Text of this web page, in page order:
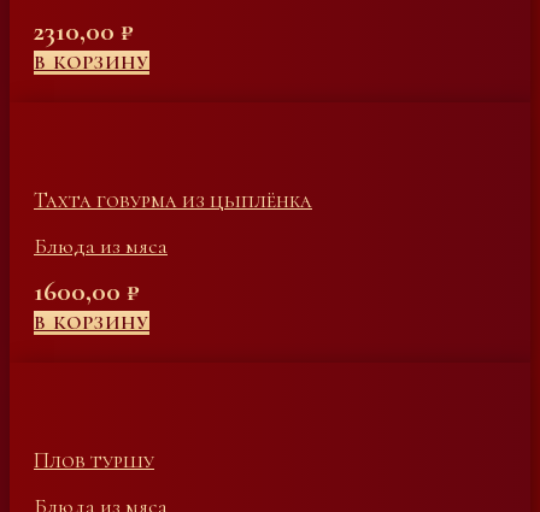
2310,00 ₽
В КОРЗИНУ
Тахта говурма из цыплёнка
Блюда из мяса
1600,00 ₽
В КОРЗИНУ
Плов туршу
Блюда из мяса